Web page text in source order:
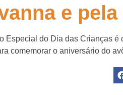
e
Especial do Dia das Crianças é
comemorar o aniversário do